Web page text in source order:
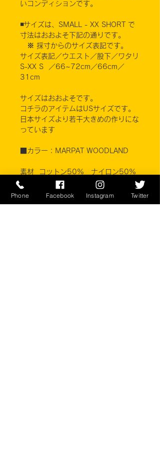
いコンディションです。
◾️サイズは、SMALL - XX SHORT で
寸法はおおよそ下記の通りです。
※ 採寸からのサイズ表記です。
サイズ表記／ウエスト／股下／ワタリ
S-XX S ／66~72cm／66cm／
31cm
サイズはおおよそです。
コチラのアイテムはUSサイズです。
日本サイズより若干大きめの作りにな
っています
■カラー：MARPAT WOODLAND
素材 コットン50% ナイロン50%
※ご注意ください
実店舗と在庫共有しているため、注文
Phone Facebook Instagram Twitter